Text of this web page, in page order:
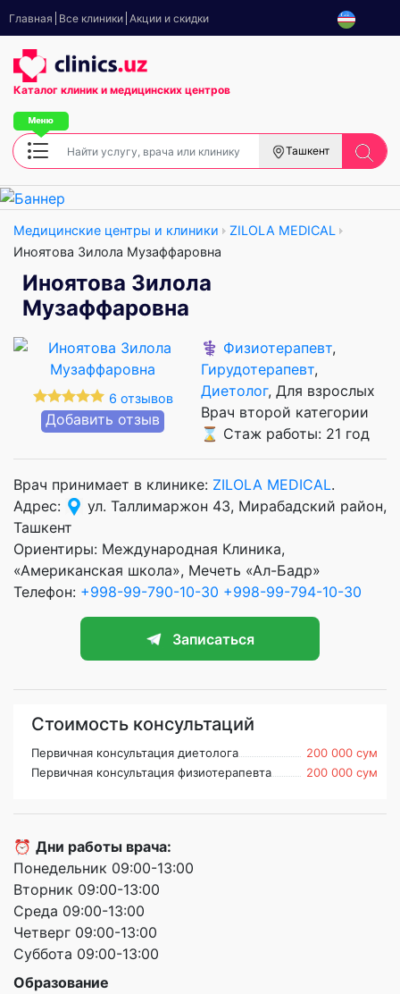
Главная Все клиники Акции и скидки
Каталог клиник и медицинских центров
Ташкент
Медицинские центры и клиники
ZILOLA MEDICAL
Иноятова Зилола Музаффаровна
Иноятова Зилола
Музаффаровна
6 отзывов
Добавить отзыв
⚕️ Физиотерапевт,
Гирудотерапевт,
Диетолог, Для взрослых
Врач второй категории
⌛ Стаж работы: 21 год
Врач принимает в клинике: ZILOLA MEDICAL.
Адрес:
ул. Таллимаржон 43, Мирабадский район,
Ташкент
Ориентиры: Международная Клиника,
«Американская школа», Мечеть «Ал-Бадр»
Телефон: +998-99-790-10-30 +998-99-794-10-30
Записаться
Стоимость консультаций
Первичная консультация диетолога
200 000 сум
Первичная консультация физиотерапевта
200 000 сум
⏰ Дни работы врача:
Понедельник 09:00-13:00
Вторник 09:00-13:00
Среда 09:00-13:00
Четверг 09:00-13:00
Суббота 09:00-13:00
Образование